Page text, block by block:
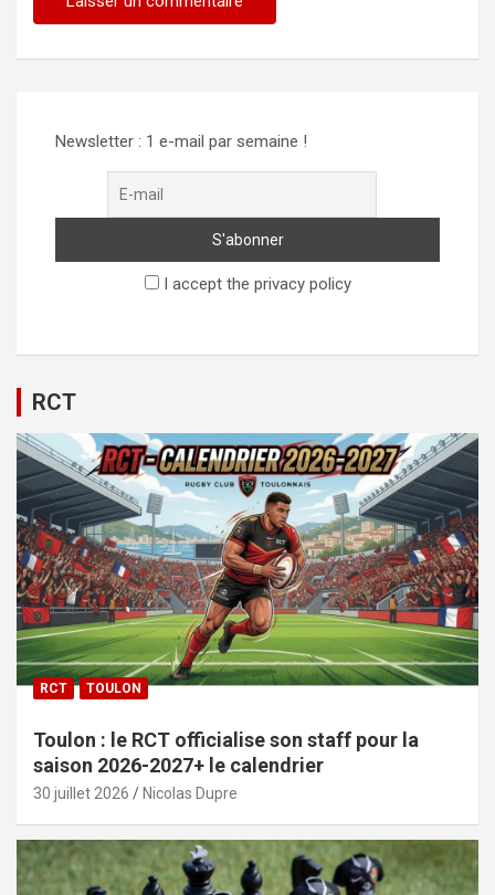
Newsletter : 1 e-mail par semaine !
I accept the privacy policy
RCT
RCT TOULON
Toulon : le RCT officialise son staff pour la
saison 2026-2027+ le calendrier
30 juillet 2026 Nicolas Dupre